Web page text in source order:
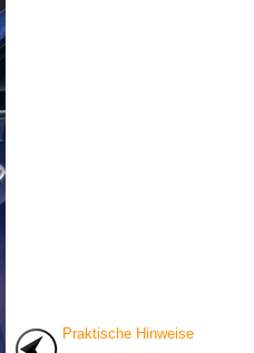
Praktische Hinweise